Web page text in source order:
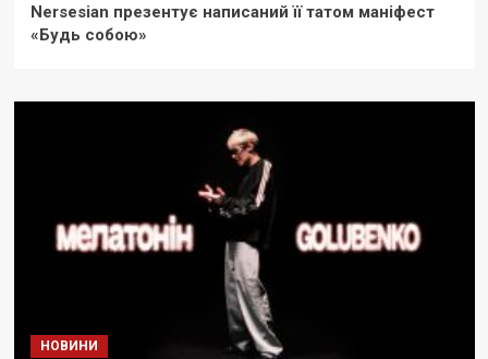
Nersesian презентує написаний її татом маніфест
«Будь собою»
НОВИНИ